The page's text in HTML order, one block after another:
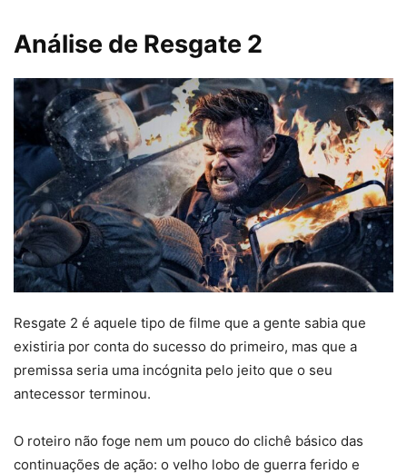
Análise de Resgate 2
Resgate 2 é aquele tipo de filme que a gente sabia que
existiria por conta do sucesso do primeiro, mas que a
premissa seria uma incógnita pelo jeito que o seu
antecessor terminou.
O roteiro não foge nem um pouco do clichê básico das
continuações de ação: o velho lobo de guerra ferido e